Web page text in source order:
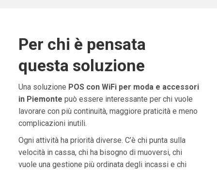
Per chi è pensata
questa soluzione
Una soluzione POS con WiFi per moda e accessori
in Piemonte può essere interessante per chi vuole
lavorare con più continuità, maggiore praticità e meno
complicazioni inutili.
Ogni attività ha priorità diverse. C’è chi punta sulla
velocità in cassa, chi ha bisogno di muoversi, chi
vuole una gestione più ordinata degli incassi e chi